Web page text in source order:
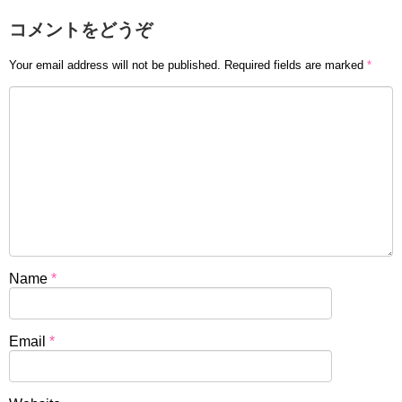
コメントをどうぞ
Your email address will not be published. Required fields are marked *
Name *
Email *